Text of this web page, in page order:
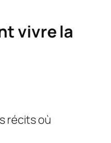
vivre la
récits où